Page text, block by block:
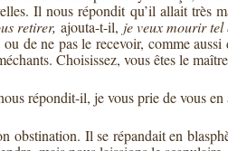
Il nous répondit qu’il allait très
retirer, ajouta-t-il, je veux mourir tel
de ne pas le recevoir, comme
Choisissez, vous êtes le
répondit-il, je vous prie de vous
obstination. Il se répandait en